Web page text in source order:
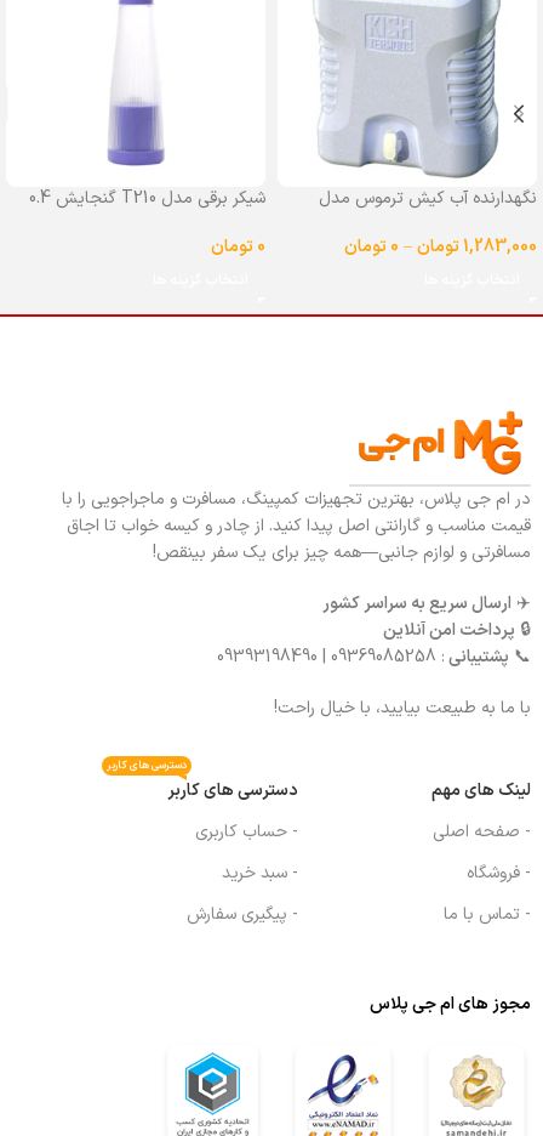
نگهدارنده آب کیش ترموس مدل
1,283,000تومان–
0تومان
شیکر برقی مدل T210 گنجایش 0.4
0تومان
در ام جی پلاس، بهترین تجهیزات کمپینگ، مسافرت و ماجراجویی را با
قیمت مناسب و گارانتی اصل پیدا کنید. از چادر و کیسه خواب تا اجاق
مسافرتی و لوازم جانبی—همه چیز برای یک سفر بینقص!
✈️ ارسال سریع به سراسر کشور
🔒 پرداخت امن آنلاین
📞 پشتیبانی: 09369085258 | 09393198490
با ما به طبیعت بیایید، با خیال راحت!
لینک های مهم
- صفحه اصلی
- فروشگاه
- تماس با ما
دسترسی های کاربر
دسترسی های کاربر
- حساب کاربری
- سبد خرید
- پیگیری سفارش
مجوز های ام جی پلاس